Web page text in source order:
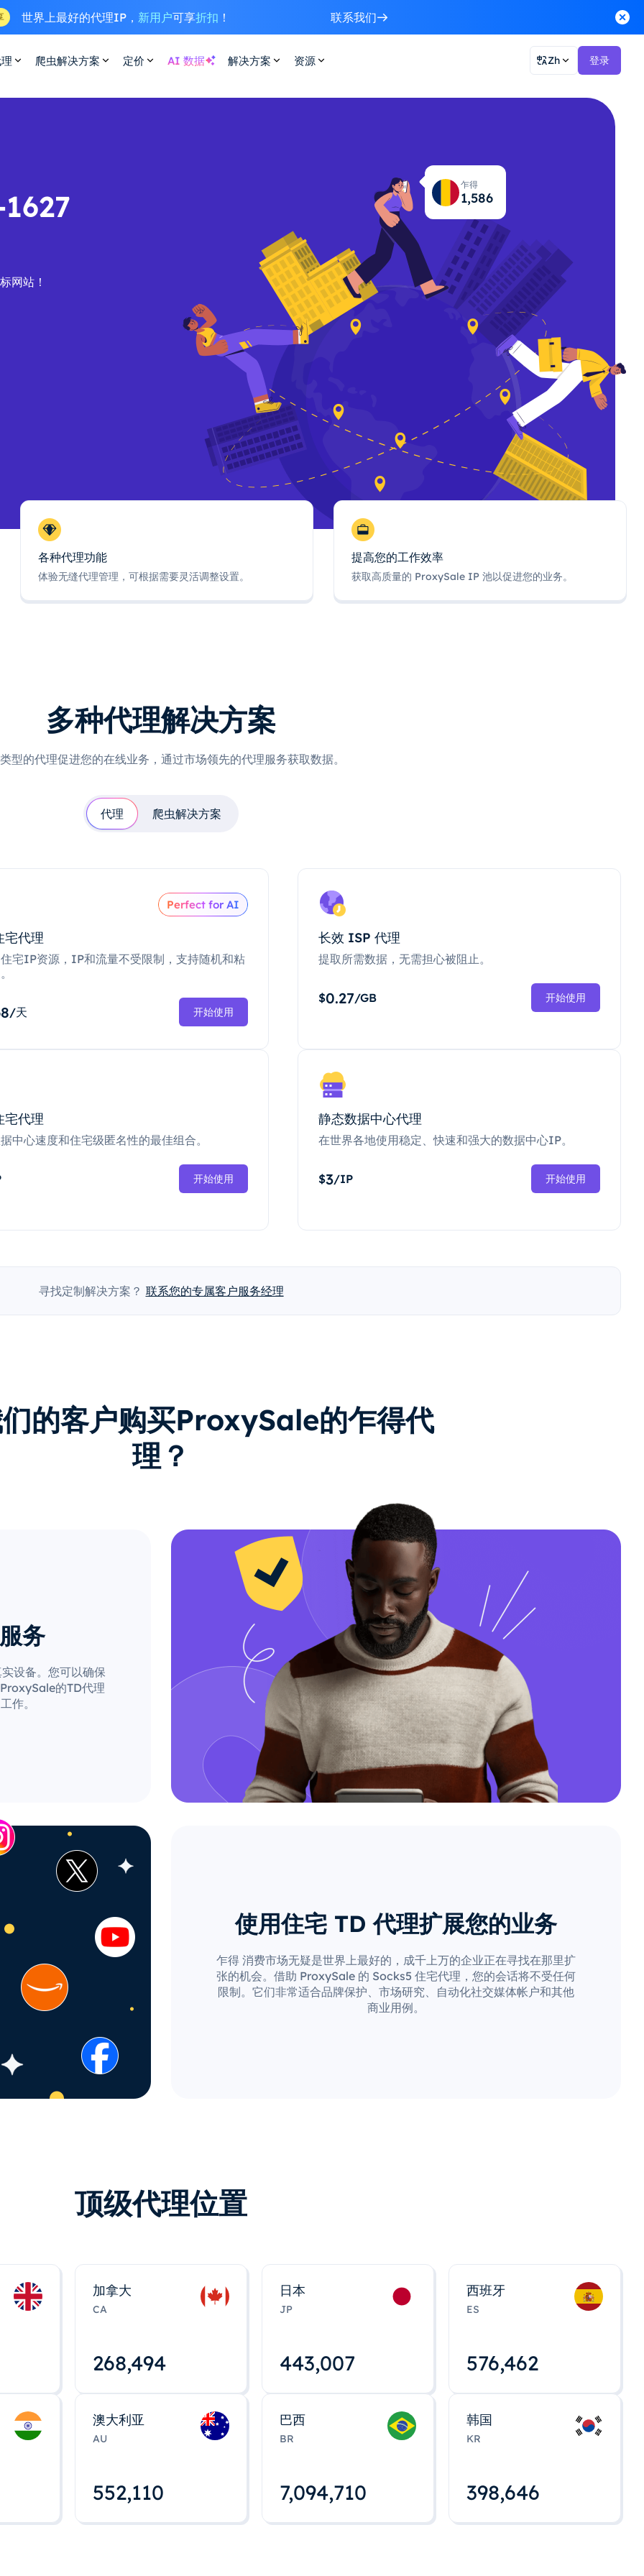
世界上最好的代理IP， 新用户可享折扣 ！ 联系我们
爬虫解决方案 定价 AI 数据 解决方案 资源 Zh 登录
网站！
乍得
1,627
各种代理功能
体验无缝代理管理，可根据需要灵活调整设置。
提高您的工作效率
获取高质量的 ProxySale IP 池以促进您的业务。
多种代理解决方案
型的代理促进您的在线业务，通过市场领先的代理服务获取数据。
代理 爬虫解决方案
Perfect for AI
宅代理
宅IP资源，IP和流量不受限制，支持随机和粘
/天 开始使用
长效 ISP 代理
提取所需数据，无需担心被阻止。
$0.27/GB 开始使用
宅代理
中心速度和住宅级匿名性的最佳组合。
开始使用
静态数据中心代理
在世界各地使用稳定、快速和强大的数据中心IP。
$3/IP 开始使用
寻找定制解决方案？ 联系您的专属客户服务经理
的客户购买ProxySale的乍得代
理？
务
设备。您可以确保
的TD代理
作。
使用住宅 TD 代理扩展您的业务
乍得 消费市场无疑是世界上最好的，成千上万的企业正在寻找在那里扩
张的机会。借助 ProxySale 的 Socks5 住宅代理，您的会话将不受任何
限制。它们非常适合品牌保护、市场研究、自动化社交媒体帐户和其他
商业用例。
顶级代理位置
加拿大
CA
268,495
日本
JP
443,008
西班牙
ES
576,463
澳大利亚
AU
552,112
巴西
BR
7,094,712
韩国
KR
398,648